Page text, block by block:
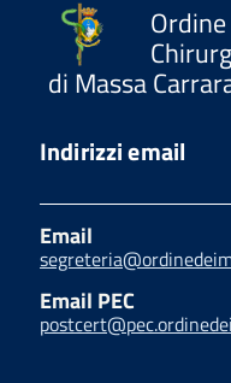
di Massa
Indirizzi email
Email
Email PEC